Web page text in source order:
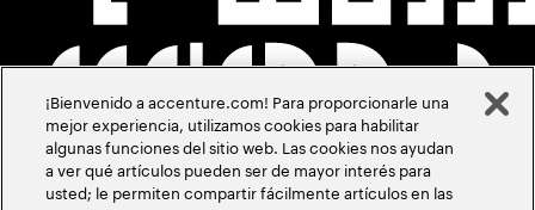
¡Bienvenido a accenture.com! Para proporcionarle una
mejor experiencia, utilizamos cookies para habilitar
algunas funciones del sitio web. Las cookies nos ayudan
a ver qué artículos pueden ser de mayor interés para
usted; le permiten compartir fácilmente artículos en las